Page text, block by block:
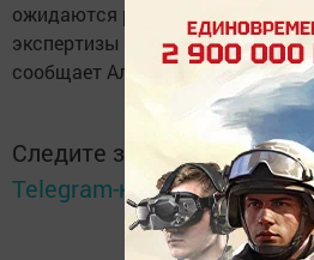
ожидаются результаты
экспертизы для выяснения
сообщает АльметьевскоеТВ.
Следите за самым
Telegram-каналеТатмедиа